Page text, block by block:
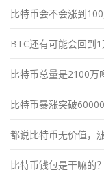
比特币会不会涨到
BTC还有可能会回到1
比特币总量是2100万
比特币暴涨突破
都说比特币无价值，
比特币钱包是干嘛的？